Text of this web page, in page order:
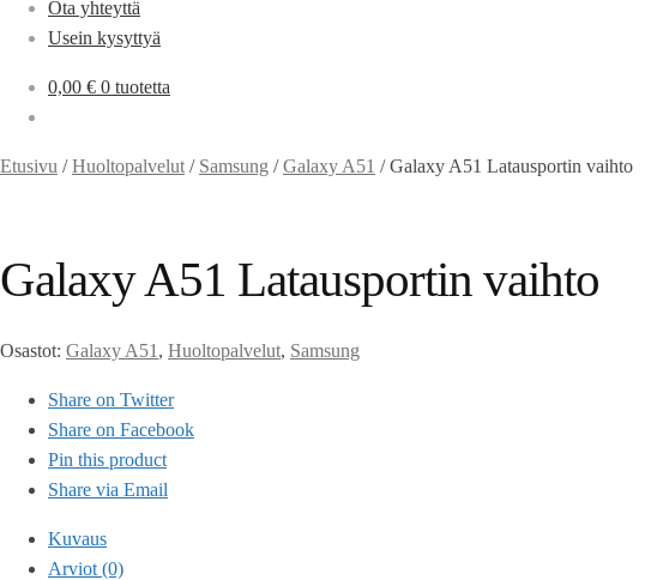
Ota yhteyttä
Usein kysyttyä
0,00 € 0 tuotetta
Etusivu /Huoltopalvelut / Samsung /Galaxy A51 /Galaxy A51 Latausportin vaihto
Galaxy A51 Latausportin vaihto
Osastot: Galaxy A51 , Huoltopalvelut, Samsung
Share on Twitter
Share on Facebook
Pin this product
Share via Email
Kuvaus
Arviot (0)